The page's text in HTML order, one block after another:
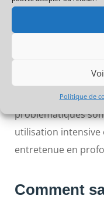
Politique de
particulièrement
jamais été
combien de temps
Vous pouvez
nettoyage de
problématiques
utilisation intensive
entretenue en
Comment